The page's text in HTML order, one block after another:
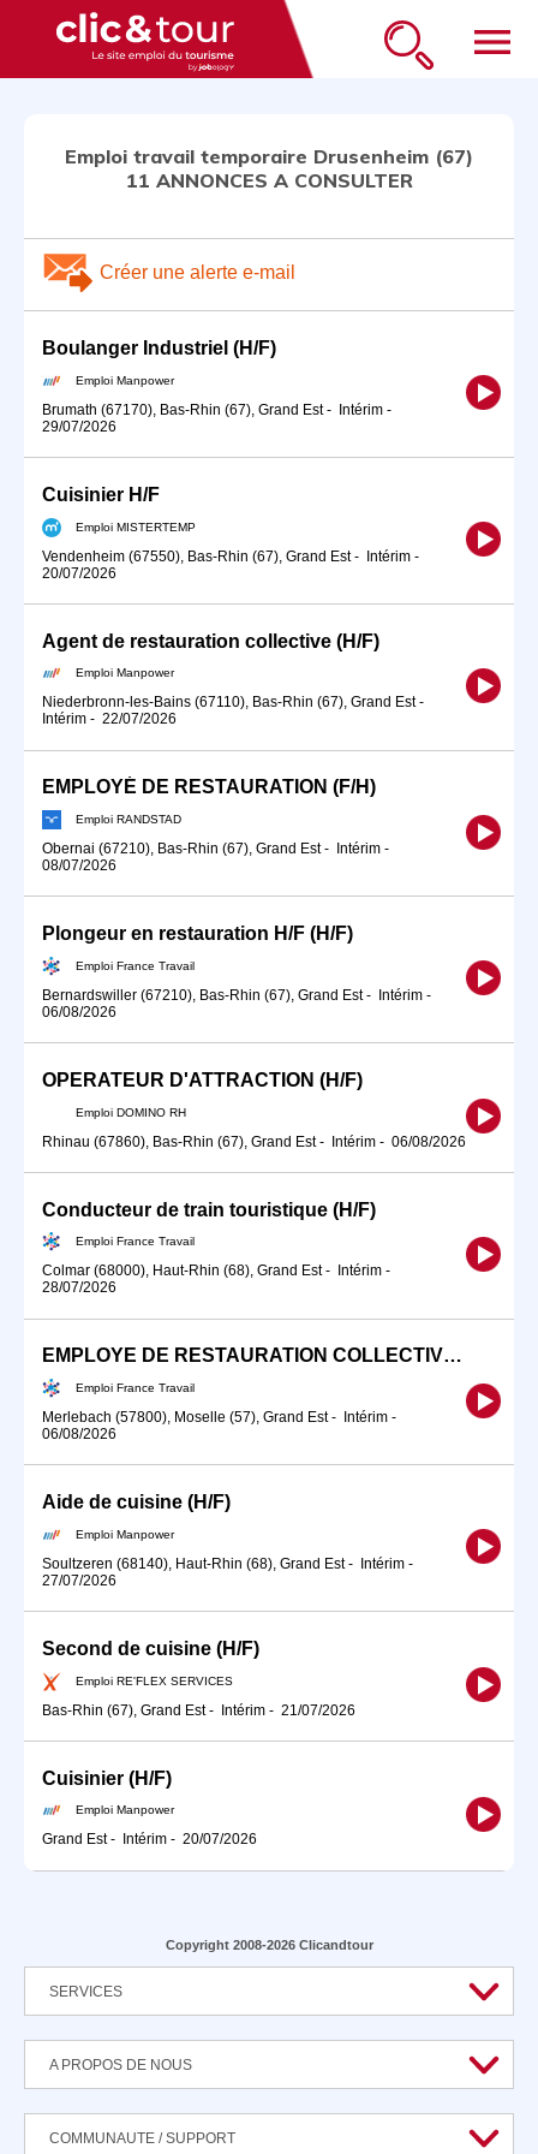
menu
Emploi travail temporaire Drusenheim (67)
11 ANNONCES A CONSULTER
Créer une alerte e-mail
Boulanger Industriel (H/F)
Emploi Manpower
Brumath (67170), Bas-Rhin (67), Grand Est- Intérim -
29/07/2026
Cuisinier H/F
Emploi MISTERTEMP
Vendenheim (67550), Bas-Rhin (67), Grand Est- Intérim -
20/07/2026
Agent de restauration collective (H/F)
Emploi Manpower
Niederbronn-les-Bains (67110), Bas-Rhin (67), Grand Est-
Intérim - 22/07/2026
EMPLOYÉ DE RESTAURATION (F/H)
Emploi RANDSTAD
Obernai (67210), Bas-Rhin (67), Grand Est- Intérim -
08/07/2026
Plongeur en restauration H/F (H/F)
Emploi France Travail
Bernardswiller (67210), Bas-Rhin (67), Grand Est- Intérim -
06/08/2026
OPERATEUR D'ATTRACTION (H/F)
Emploi DOMINO RH
Rhinau (67860), Bas-Rhin (67), Grand Est- Intérim - 06/08/2026
Conducteur de train touristique (H/F)
Emploi France Travail
Colmar (68000), Haut-Rhin (68), Grand Est- Intérim -
28/07/2026
EMPLOYE DE RESTAURATION COLLECTIVE (H/F)
Emploi France Travail
Merlebach (57800), Moselle (57), Grand Est- Intérim -
06/08/2026
Aide de cuisine (H/F)
Emploi Manpower
Soultzeren (68140), Haut-Rhin (68), Grand Est- Intérim -
27/07/2026
Second de cuisine (H/F)
Emploi RE'FLEX SERVICES
Bas-Rhin (67), Grand Est- Intérim - 21/07/2026
Cuisinier (H/F)
Emploi Manpower
Grand Est- Intérim - 20/07/2026
Copyright 2008-2026 Clicandtour
SERVICES
A PROPOS DE NOUS
COMMUNAUTE / SUPPORT